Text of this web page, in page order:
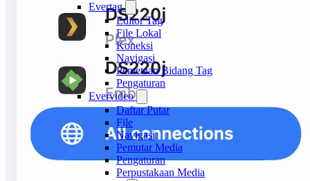
Evertag
Editor Tag
File Lokal
Koneksi
Navigasi
Pemetaan Bidang Tag
Pengaturan
Evervideo
Daftar Putar
File
Navigasi
Pemutar Media
Pengaturan
Perpustakaan Media